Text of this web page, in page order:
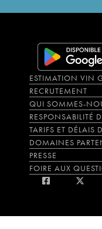
ESTIMATION VIN
RECRUTEMENT
QUI SOMMES-
RESPONSABILITÉ
TARIFS ET DÉLAIS
DOMAINES
PRESSE
FOIRE AUX